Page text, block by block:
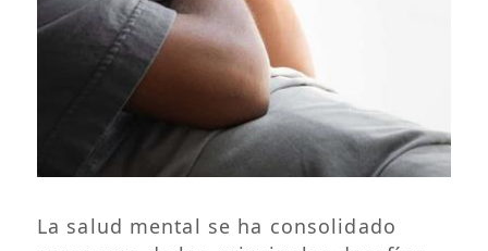
La salud mental se ha consolidado